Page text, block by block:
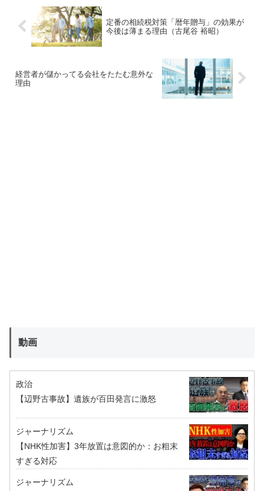
定番の相続税対策「暦年贈与」の効果が
今後は薄まる理由（古尾谷 裕昭）
経営者が儲かってる会社をたたむ意外な
理由
動画
政治
【辺野古事故】遺族が百田発言に激怒
ジャーナリズム
【NHK性加害】3年放置は意図的か：お粗末
すぎる対応
ジャーナリズム